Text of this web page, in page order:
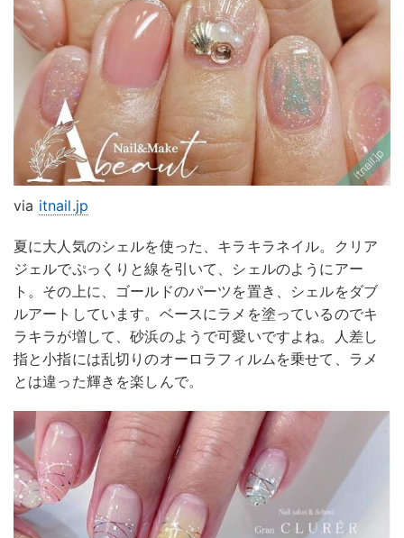
via itnail.jp
夏に大人気のシェルを使った、キラキラネイル。クリア
ジェルでぷっくりと線を引いて、シェルのようにアー
ト。その上に、ゴールドのパーツを置き、シェルをダブ
ルアートしています。ベースにラメを塗っているのでキ
ラキラが増して、砂浜のようで可愛いですよね。人差し
指と小指には乱切りのオーロラフィルムを乗せて、ラメ
とは違った輝きを楽しんで。